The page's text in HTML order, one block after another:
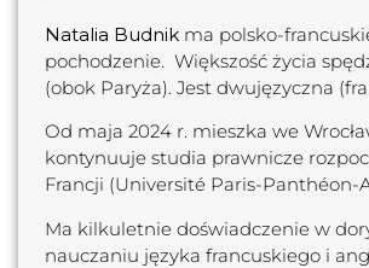
Natalia Budnik ma polsko-
pochodzenie. Większość życia
(obok Paryża). Jest dwujęzyczna
Od maja 2024 r. mieszka we
kontynuuje studia prawnicze
Francji (Université Paris-Panthéon-
Ma kilkuletnie doświadczenie w
nauczaniu języka francuskiego i